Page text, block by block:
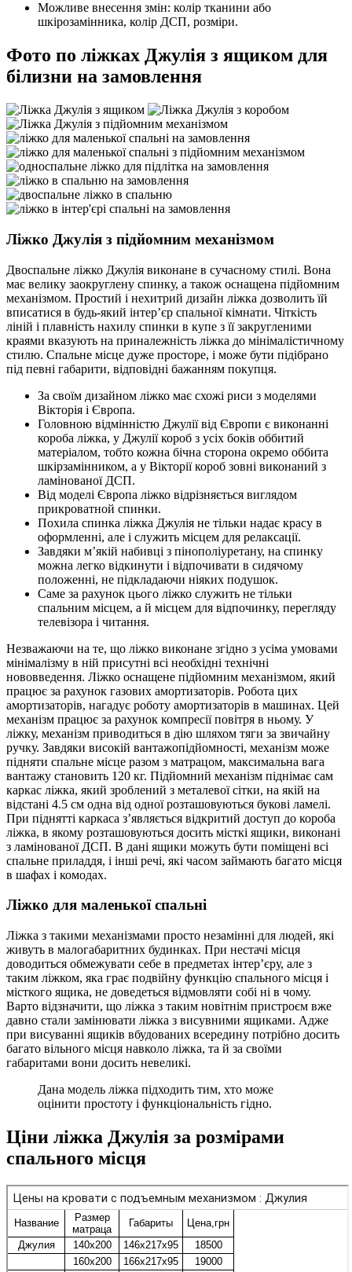
Можливе внесення змін: колір тканини або
шкірозамінника, колір ДСП, розміри.
Фото по ліжках Джулія з ящиком для
білизни на замовлення
Ліжко Джулія з підйомним механізмом
Двоспальне ліжко Джулія виконане в сучасному стилі. Вона
має велику заокруглену спинку, а також оснащена підйомним
механізмом. Простий і нехитрий дизайн ліжка дозволить їй
вписатися в будь-який інтер’єр спальної кімнати. Чіткість
ліній і плавність нахилу спинки в купе з її закругленими
краями вказують на приналежність ліжка до мінімалістичному
стилю. Спальне місце дуже просторе, і може бути підібрано
під певні габарити, відповідні бажанням покупця.
За своїм дизайном ліжко має схожі риси з моделями
Вікторія і Європа.
Головною відмінністю Джулії від Європи є виконанні
короба ліжка, у Джулії короб з усіх боків оббитий
матеріалом, тобто кожна бічна сторона окремо оббита
шкірзамінником, а у Вікторії короб зовні виконаний з
ламінованої ДСП.
Від моделі Європа ліжко відрізняється виглядом
прикроватной спинки.
Похила спинка ліжка Джулія не тільки надає красу в
оформленні, але і служить місцем для релаксації.
Завдяки м’якій набивці з пінополіуретану, на спинку
можна легко відкинути і відпочивати в сидячому
положенні, не підкладаючи ніяких подушок.
Саме за рахунок цього ліжко служить не тільки
спальним місцем, а й місцем для відпочинку, перегляду
телевізора і читання.
Незважаючи на те, що ліжко виконане згідно з усіма умовами
мінімалізму в ній присутні всі необхідні технічні
нововведення. Ліжко оснащене підйомним механізмом, який
працює за рахунок газових амортизаторів. Робота цих
амортизаторів, нагадує роботу амортизаторів в машинах. Цей
механізм працює за рахунок компресії повітря в ньому. У
ліжку, механізм приводиться в дію шляхом тяги за звичайну
ручку. Завдяки високій вантажопідйомності, механізм може
підняти спальне місце разом з матрацом, максимальна вага
вантажу становить 120 кг. Підйомний механізм піднімає сам
каркас ліжка, який зроблений з металевої сітки, на якій на
відстані 4.5 см одна від одної розташовуються букові ламелі.
При піднятті каркаса з’являється відкритий доступ до короба
ліжка, в якому розташовуються досить місткі ящики, виконані
з ламінованої ДСП. В дані ящики можуть бути поміщені всі
спальне приладдя, і інші речі, які часом займають багато місця
в шафах і комодах.
Ліжко для маленької спальні
Ліжка з такими механізмами просто незамінні для людей, які
живуть в малогабаритних будинках. При нестачі місця
доводиться обмежувати себе в предметах інтер’єру, але з
таким ліжком, яка грає подвійну функцію спального місця і
місткого ящика, не доведеться відмовляти собі ні в чому.
Варто відзначити, що ліжка з таким новітнім пристроєм вже
давно стали замінювати ліжка з висувними ящиками. Адже
при висуванні ящиків вбудованих всередину потрібно досить
багато вільного місця навколо ліжка, та й за своїми
габаритами вони досить невеликі.
Дана модель ліжка підходить тим, хто може
оцінити простоту і функціональність гідно.
Ціни ліжка Джулія за розмірами
спального місця